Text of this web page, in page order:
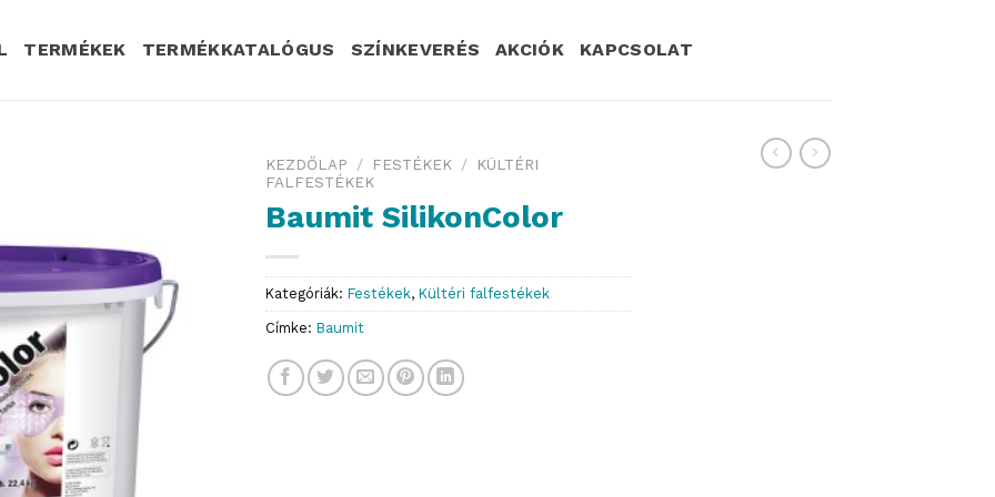
TERMÉKEK TERMÉKKATALÓGUS SZÍNKEVERÉS AKCIÓK KAPCSOLAT
KEZDŐLAP / FESTÉKEK /
KÜLTÉRI
FALFESTÉKEK
Baumit SilikonColor
Kategóriák: Festékek, Kültéri falfestékek
Címke: Baumit